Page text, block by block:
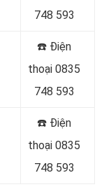
748 593
☎️ Điện
thoại 0835
748 593
☎️ Điện
thoại 0835
748 593